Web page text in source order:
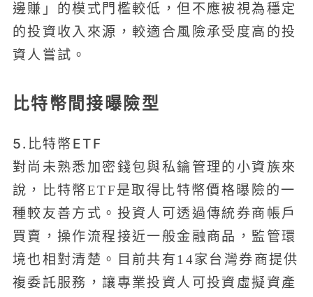
邊賺」的模式門檻較低，但不應被視為穩定
的投資收入來源，較適合風險承受度高的投
資人嘗試。
比特幣間接曝險型
5.比特幣ETF
對尚未熟悉加密錢包與私鑰管理的小資族來
說，比特幣ETF是取得比特幣價格曝險的一
種較友善方式。投資人可透過傳統券商帳戶
買賣，操作流程接近一般金融商品，監管環
境也相對清楚。目前共有14家台灣券商提供
複委託服務，讓專業投資人可投資虛擬資產